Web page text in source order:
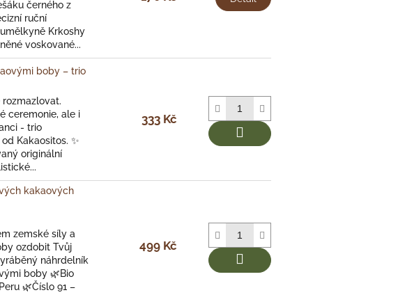
černého z
ruční
Krkoshy
voskované...
boby – trio
rozmazlovat.
ceremonie, ale i
- trio
Kakaositos. ✨
originální
333 Kč
kakaových
zemské síly a
ozdobit Tvůj
náhrdelník
boby 🌿Bio
🌿Číslo 91 –
499 Kč